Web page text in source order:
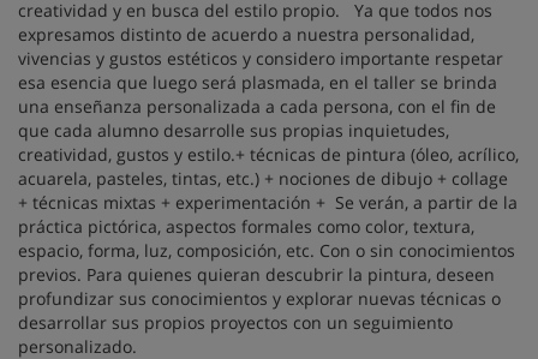
creatividad y en busca del estilo propio. Ya que todos nos
expresamos distinto de acuerdo a nuestra personalidad,
vivencias y gustos estéticos y considero importante respetar
esa esencia que luego será plasmada, en el taller se brinda
una enseñanza personalizada a cada persona, con el fin de
que cada alumno desarrolle sus propias inquietudes,
creatividad, gustos y estilo.+ técnicas de pintura (óleo, acrílico,
acuarela, pasteles, tintas, etc.) + nociones de dibujo + collage
+ técnicas mixtas + experimentación + Se verán, a partir de la
práctica pictórica, aspectos formales como color, textura,
espacio, forma, luz, composición, etc. Con o sin conocimientos
previos. Para quienes quieran descubrir la pintura, deseen
profundizar sus conocimientos y explorar nuevas técnicas o
desarrollar sus propios proyectos con un seguimiento
personalizado.